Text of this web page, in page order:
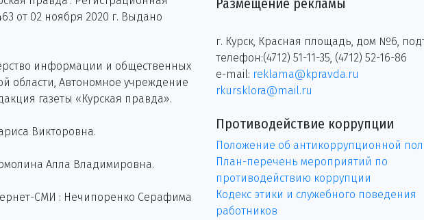
от 02 ноября 2020 г. Выдано
информации и общественных
области, Автономное учреждение
газеты «Курская правда».
Викторовна.
Алла Владимировна.
СМИ : Нечипоренко Серафима
г. Курск, Красная площадь, дом №6,
телефон:(4712) 51-11-35, (4712) 52-16-86
e-mail: reklama@kpravda.ru
rkursklora@mail.ru
Противодействие коррупции
Положение об антикоррупционной
План-перечень мероприятий по
противодействию коррупции
Кодекс этики и служебного поведения
работников